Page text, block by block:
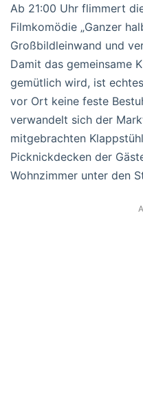
Ab 21:00 Uhr flimmert
Filmkomödie „Ganzer
Großbildleinwand und
Damit das gemeinsame
gemütlich wird, ist
vor Ort keine feste
verwandelt sich der
mitgebrachten
Picknickdecken der
Wohnzimmer unter den